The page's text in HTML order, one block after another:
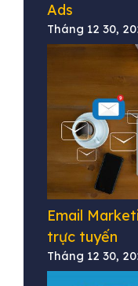
Ads
Tháng 12 30,
Email
trực tuyến
Tháng 12 30,